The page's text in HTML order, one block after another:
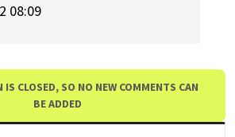
08:09
CLOSED, SO NO NEW COMMENTS CAN
BE ADDED